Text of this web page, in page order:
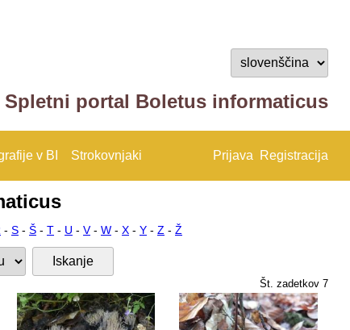
Spletni portal Boletus informaticus
v BI Strokovnjaki Prijava Registracija
- S - Š - T - U - V- W - X - Y - Z - Ž
Št. zadetkov 7